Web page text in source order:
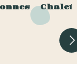
Chalet